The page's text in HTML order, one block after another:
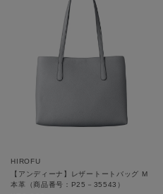
HIROFU
【アンディーナ】レザートートバッグ M
本革（商品番号：P25－35543）